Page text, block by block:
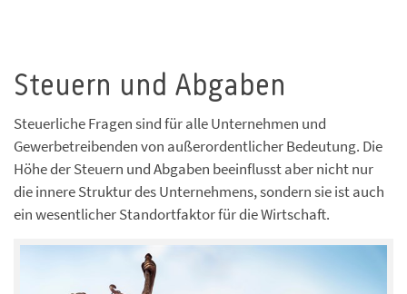
Steuern und Abgaben
Steuerliche Fragen sind für alle Unternehmen und
Gewerbetreibenden von außerordentlicher Bedeutung. Die
Höhe der Steuern und Abgaben beeinflusst aber nicht nur
die innere Struktur des Unternehmens, sondern sie ist auch
ein wesentlicher Standortfaktor für die Wirtschaft.